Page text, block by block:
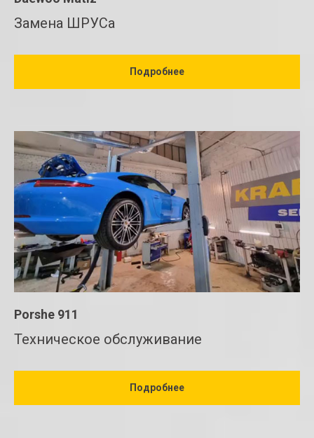
Замена ШРУСа
Подробнее
Porshe 911
Техническое обслуживание
Подробнее